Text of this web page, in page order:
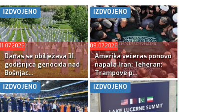
IZDVOJENO
11.07.2026
Danas se obilježava 31.
godišnjica genocida nad
Bošnjac...
IZDVOJENO
09.07.2026
Amerika večeras ponovo
napala Iran; Teheran:
Trampove p...
IZDVOJENO IZDVOJENO